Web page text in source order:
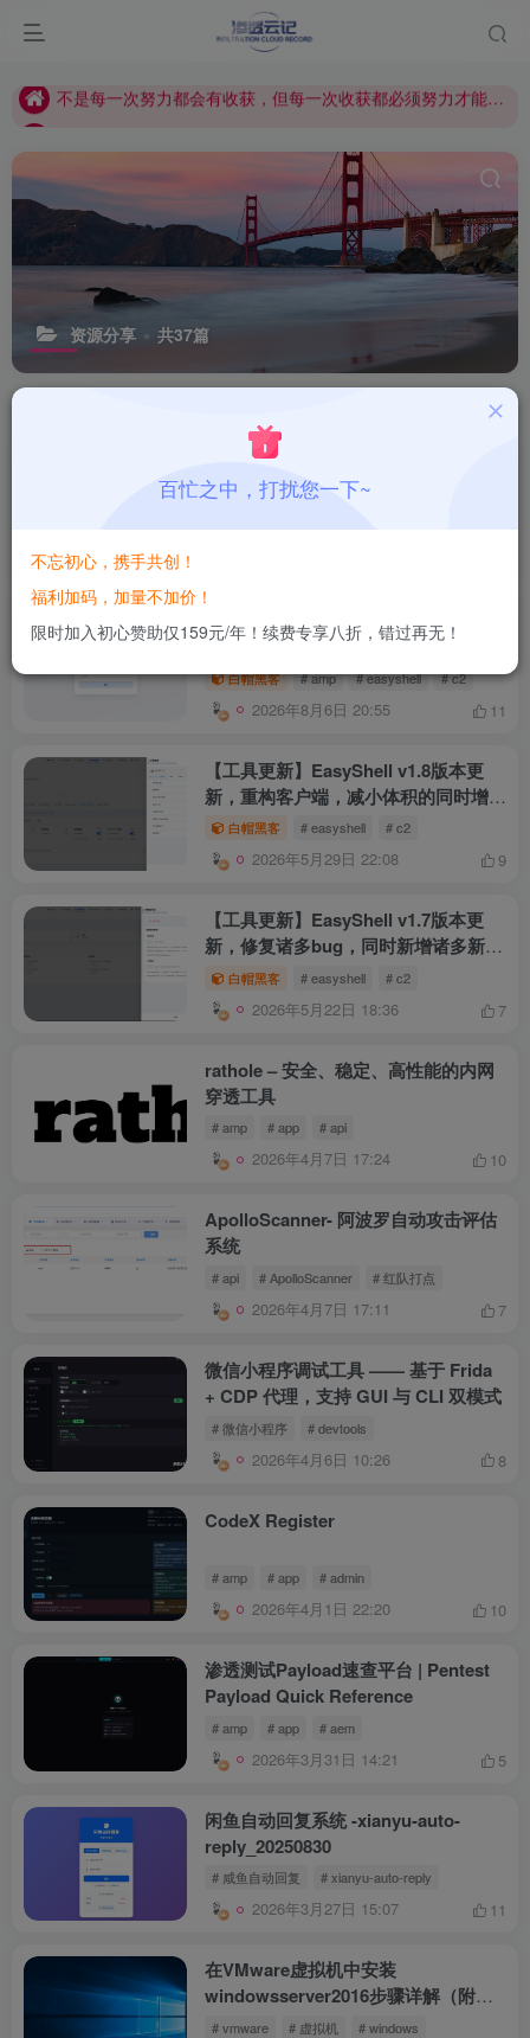
🔒 合规声明：本站所有内容、工具、教程仅限授权网络安全测试场景使用，严禁用于任何非法攻击、未经授权的系统渗透等违规违法行为。使用者需遵守《中华人民共和国网络安全法》及相关法律法规，因违规使用产生的一切法律责任，由使用者自行承担。
渗透云记 - 官网 www. encenc .com
🔒 合规声明：本站所有内容、工具、教程仅限授权网络安全测试场景使用，严禁用于任何非法攻击、未经授权的系统渗透等违规违法行为。使用者需遵守《中华人民共和国网络安全法》及相关法律法规，因违规使用产生的一切法律责任，由使用者自行承担。
不是每一次努力都会有收获，但每一次收获都必须努力才能得到。
资源分享 共37篇
webshell管理工具(支持常规的代码执
白帽黑客 # amp # 404页面 # 默连
【限时分享】最后一块拼图已经补齐，
EasyShell 总算是让咱(ai)写出来啦
白帽黑客 # amp # easyshell # c2
2026年8月6日 20:55 11
【工具更新】EasyShell v1.8版本更
新，重构客户端，减小体积的同时增强
免杀效果
白帽黑客 # easyshell # c2
2026年5月29日 22:08 9
【工具更新】EasyShell v1.7版本更
新，修复诸多bug，同时新增诸多新功
能 白帽黑客 # easyshell # c2
2026年5月22日 18:36 7
rathole – 安全、稳定、高性能的内网
穿透工具
# amp # app # api
2026年4月7日 17:24 10
ApolloScanner- 阿波罗自动攻击评估
系统
# api # ApolloScanner # 红队打点
2026年4月7日 17:11 7
微信小程序调试工具 —— 基于 Frida
+ CDP 代理，支持 GUI 与 CLI 双模式
# 微信小程序 # devtools
2026年4月6日 10:26 8
CodeX Register
# amp # app # admin
2026年4月1日 22:20 10
渗透测试Payload速查平台 | Pentest
Payload Quick Reference
# amp # app # aem
2026年3月31日 14:21 5
闲鱼自动回复系统 -xianyu-auto-
reply_20250830
# 咸鱼自动回复 # xianyu-auto-reply
2026年3月27日 15:07 11
在VMware虚拟机中安装
windowsserver2016步骤详解（附激
活教程及激活码）
# vmware # 虚拟机 # windows
百忙之中，打扰您一下~
不忘初心，携手共创！
福利加码，加量不加价！
限时加入初心赞助仅159元/年！续费专享八折，错过再无！